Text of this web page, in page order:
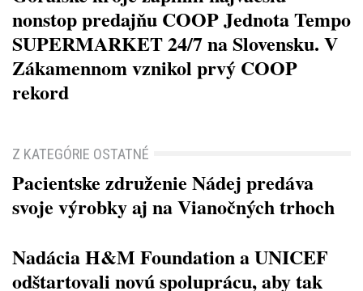
nonstop predajňu COOP Jednota Tempo
SUPERMARKET 24/7 na Slovensku. V
Zákamennom vznikol prvý COOP
rekord
Z KATEGÓRIE OSTATNÉ
Pacientske združenie Nádej predáva
svoje výrobky aj na Vianočných trhoch
Nadácia H&M Foundation a UNICEF
odštartovali novú spoluprácu, aby tak